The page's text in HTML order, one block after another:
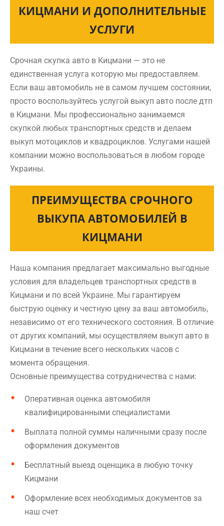
КИЦМАНИ И ДОПОЛНИТЕЛЬНЫЕ
УСЛУГИ
Срочная скупка авто в Кицмани — это не
единственная услуга которую мы предоставляем.
Если ваш автомобиль не в самом лучшем состоянии,
просто воспользуйтесь услугой выкуп авто после дтп
в Кицмани. Мы профессионально занимаемся
скупкой любых транспортных средств и делаем
выкуп мотоциклов и квадроциклов. Услугами нашей
компании можно воспользоваться в любом городе
Украины.
ПРЕИМУЩЕСТВА СРОЧНОГО
ВЫКУПА АВТОМОБИЛЕЙ В
КИЦМАНИ
Наша компания предлагает максимально выгодные
условия для владельцев транспортных средств в
Кицмани и по всей Украине. Мы гарантируем
быструю оценку и честную цену за ваш автомобиль,
независимо от его технического состояния. В отличие
от других компаний, мы осуществляем выкуп авто в
Кицмани в течение всего нескольких часов с
момента обращения.
Основные преимущества сотрудничества с нами:
Оперативная оценка автомобиля
квалифицированными специалистами
Выплата полной суммы наличными сразу после
оформления документов
Бесплатный выезд оценщика в любую точку
Кицмани
Оформление всех необходимых документов за
наш счет